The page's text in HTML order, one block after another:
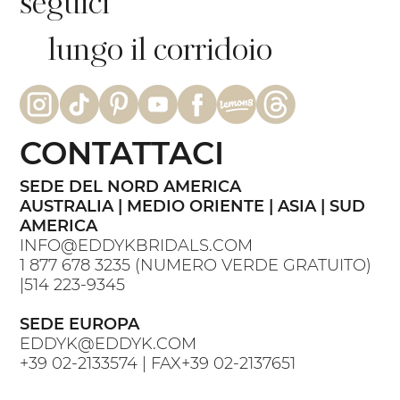
lungo il corridoio
SEDE DEL NORD AMERICA
AUSTRALIA | MEDIO ORIENTE | ASIA | SUD
AMERICA
INFO@EDDYKBRIDALS.COM
1 877 678 3235 (NUMERO VERDE GRATUITO)
|514 223-9345
SEDE EUROPA
EDDYK@EDDYK.COM
+39 02-2133574 | FAX+39 02-2137651
CONTATTACI